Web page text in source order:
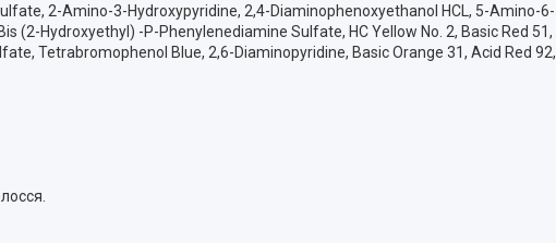
2-Amino-3-Hydroxypyridine, 2,4-Diaminophenoxyethanol HCL, 5-Amino-6-
(2-Hydroxyethyl) -P-Phenylenediamine Sulfate, HC Yellow No. 2, Basic Red 51,
Tetrabromophenol Blue, 2,6-Diaminopyridine, Basic Orange 31, Acid Red 92,